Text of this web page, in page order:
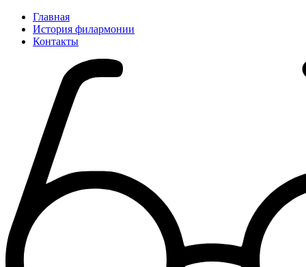
Главная
История филармонии
Контакты